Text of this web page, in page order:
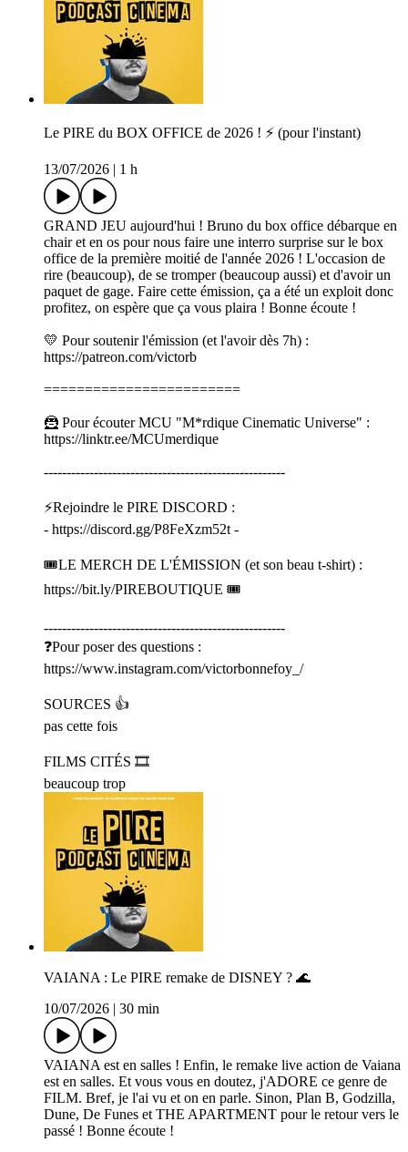
Le PIRE du BOX OFFICE de 2026 ! ⚡ (pour l'instant)
13/07/2026 1 h
GRAND JEU aujourd'hui ! Bruno du box office débarque en
chair et en os pour nous faire une interro surprise sur le box
office de la première moitié de l'année 2026 ! L'occasion de
rire (beaucoup), de se tromper (beaucoup aussi) et d'avoir un
paquet de gage. Faire cette émission, ça a été un exploit donc
profitez, on espère que ça vous plaira ! Bonne écoute !
💛 Pour soutenir l'émission (et l'avoir dès 7h) :
⁠⁠⁠⁠⁠⁠⁠⁠⁠⁠⁠⁠⁠⁠⁠⁠⁠⁠⁠⁠⁠⁠⁠⁠⁠⁠⁠⁠⁠⁠⁠⁠⁠⁠⁠⁠⁠⁠⁠⁠⁠⁠⁠⁠⁠⁠⁠⁠⁠⁠⁠⁠⁠⁠⁠⁠⁠⁠⁠⁠⁠⁠⁠⁠⁠⁠⁠⁠⁠⁠⁠⁠⁠⁠⁠⁠⁠⁠⁠⁠⁠⁠⁠⁠⁠⁠⁠⁠⁠⁠⁠⁠⁠⁠⁠⁠⁠⁠⁠⁠⁠⁠⁠⁠⁠⁠⁠⁠⁠⁠⁠⁠⁠⁠⁠⁠⁠⁠⁠⁠⁠⁠⁠https://patreon.com/victorb⁠⁠⁠⁠⁠⁠⁠⁠⁠⁠⁠⁠⁠⁠⁠⁠⁠⁠⁠⁠⁠⁠⁠⁠⁠⁠⁠⁠⁠⁠⁠⁠⁠⁠⁠⁠⁠⁠⁠⁠⁠⁠⁠⁠⁠⁠⁠⁠⁠⁠⁠⁠⁠⁠⁠⁠⁠⁠⁠⁠⁠⁠⁠⁠⁠⁠⁠⁠⁠⁠⁠⁠⁠⁠⁠⁠⁠⁠⁠⁠⁠⁠⁠⁠⁠⁠⁠⁠⁠⁠⁠⁠⁠⁠⁠⁠⁠⁠⁠⁠⁠⁠⁠⁠⁠⁠⁠⁠⁠⁠⁠⁠⁠⁠⁠⁠⁠⁠⁠⁠⁠⁠⁠
========================
🦹 Pour écouter MCU "M*rdique Cinematic Universe" :
⁠⁠⁠⁠⁠⁠⁠⁠⁠⁠⁠⁠⁠⁠⁠⁠⁠⁠⁠⁠⁠⁠⁠⁠⁠⁠⁠⁠⁠⁠⁠⁠⁠⁠⁠⁠⁠⁠⁠⁠⁠⁠⁠⁠⁠⁠⁠⁠⁠⁠⁠⁠⁠⁠⁠⁠⁠⁠⁠⁠⁠⁠⁠⁠⁠⁠⁠⁠⁠⁠⁠⁠⁠⁠⁠⁠⁠⁠⁠⁠⁠⁠⁠⁠⁠⁠⁠⁠⁠⁠⁠⁠⁠⁠⁠⁠⁠⁠⁠⁠⁠⁠⁠⁠⁠⁠⁠⁠⁠⁠⁠⁠⁠⁠⁠⁠⁠⁠⁠⁠⁠⁠⁠https://linktr.ee/MCUmerdique⁠⁠⁠⁠⁠⁠⁠⁠⁠⁠⁠⁠⁠⁠⁠⁠⁠⁠⁠⁠⁠⁠⁠⁠⁠⁠⁠⁠⁠⁠⁠⁠⁠⁠⁠⁠⁠⁠⁠⁠⁠⁠⁠⁠⁠⁠⁠⁠⁠⁠⁠⁠⁠⁠⁠⁠⁠⁠⁠⁠⁠⁠⁠⁠⁠⁠⁠⁠⁠⁠⁠⁠⁠⁠⁠⁠⁠⁠⁠⁠⁠⁠⁠⁠⁠⁠⁠⁠⁠⁠⁠⁠⁠⁠⁠⁠⁠⁠⁠⁠⁠⁠⁠⁠⁠⁠⁠⁠⁠⁠⁠⁠⁠⁠⁠⁠⁠⁠⁠⁠⁠⁠⁠
-----------------------------------------------------
⚡Rejoindre le PIRE DISCORD :
- ⁠⁠⁠⁠⁠⁠⁠⁠⁠⁠⁠⁠⁠⁠⁠⁠⁠⁠⁠⁠⁠⁠⁠⁠⁠⁠⁠⁠⁠⁠⁠⁠⁠⁠⁠⁠⁠⁠⁠⁠⁠⁠⁠⁠⁠⁠⁠⁠⁠⁠⁠⁠⁠⁠⁠⁠⁠⁠⁠⁠⁠⁠⁠⁠⁠⁠⁠⁠⁠⁠⁠⁠⁠⁠⁠⁠⁠⁠⁠⁠⁠⁠⁠⁠⁠⁠⁠⁠⁠⁠⁠⁠⁠⁠⁠⁠⁠⁠⁠⁠⁠⁠⁠⁠⁠⁠⁠⁠⁠⁠⁠⁠⁠⁠⁠⁠⁠⁠⁠⁠⁠⁠⁠https://discord.gg/P8FeXzm52t⁠⁠⁠⁠⁠⁠⁠⁠⁠⁠⁠⁠⁠⁠⁠⁠⁠⁠⁠⁠⁠⁠⁠⁠⁠⁠⁠⁠⁠⁠⁠⁠⁠⁠⁠⁠⁠⁠⁠⁠⁠⁠⁠⁠⁠⁠⁠⁠⁠⁠⁠⁠⁠⁠⁠⁠⁠⁠⁠⁠⁠⁠⁠⁠⁠⁠⁠⁠⁠⁠⁠⁠⁠⁠⁠⁠⁠⁠⁠⁠⁠⁠⁠⁠⁠⁠⁠⁠⁠⁠⁠⁠⁠⁠⁠⁠⁠⁠⁠⁠⁠⁠⁠⁠⁠⁠⁠⁠⁠⁠⁠⁠⁠⁠⁠⁠⁠⁠⁠⁠⁠⁠⁠ -
🎟️LE MERCH DE L'ÉMISSION (et son beau t-shirt) :
⁠⁠⁠⁠⁠⁠⁠⁠⁠⁠⁠⁠⁠⁠⁠⁠⁠⁠⁠⁠⁠⁠⁠⁠⁠⁠⁠⁠⁠⁠⁠⁠⁠⁠⁠⁠⁠⁠⁠⁠⁠⁠⁠⁠⁠⁠⁠⁠⁠⁠⁠⁠⁠⁠⁠⁠⁠⁠⁠⁠⁠⁠⁠⁠⁠⁠⁠⁠⁠⁠⁠⁠⁠⁠⁠⁠⁠⁠⁠⁠⁠⁠⁠⁠⁠⁠⁠⁠⁠⁠⁠⁠⁠⁠⁠⁠⁠⁠⁠⁠⁠⁠⁠⁠⁠⁠⁠⁠⁠⁠⁠⁠⁠⁠⁠⁠⁠⁠⁠⁠⁠⁠⁠https://bit.ly/PIREBOUTIQUE⁠⁠⁠⁠⁠⁠⁠⁠⁠⁠⁠⁠⁠⁠⁠⁠⁠⁠⁠⁠⁠⁠⁠⁠⁠⁠⁠⁠⁠⁠⁠⁠⁠⁠⁠⁠⁠⁠⁠⁠⁠⁠⁠⁠⁠⁠⁠⁠⁠⁠⁠⁠⁠⁠⁠⁠⁠⁠⁠⁠⁠⁠⁠⁠⁠⁠⁠⁠⁠⁠⁠⁠⁠⁠⁠⁠⁠⁠⁠⁠⁠⁠⁠⁠⁠⁠⁠⁠⁠⁠⁠⁠⁠⁠⁠⁠⁠⁠⁠⁠⁠⁠⁠⁠⁠⁠⁠⁠⁠⁠⁠⁠⁠⁠⁠⁠⁠⁠⁠⁠⁠⁠⁠ 🎟️
-----------------------------------------------------
❓Pour poser des questions :
⁠⁠⁠⁠⁠⁠⁠⁠⁠⁠⁠⁠⁠⁠⁠⁠⁠⁠⁠⁠⁠⁠⁠⁠⁠⁠⁠⁠⁠⁠⁠⁠⁠⁠⁠⁠⁠⁠⁠⁠⁠⁠⁠⁠⁠⁠⁠⁠⁠⁠⁠⁠⁠⁠⁠⁠⁠⁠⁠⁠⁠⁠⁠⁠⁠⁠⁠⁠⁠⁠⁠⁠⁠⁠⁠⁠⁠⁠⁠⁠⁠⁠⁠⁠⁠⁠⁠⁠⁠⁠⁠⁠⁠⁠⁠⁠⁠⁠⁠⁠⁠⁠⁠⁠⁠⁠⁠⁠⁠⁠⁠⁠⁠⁠⁠⁠⁠⁠⁠⁠⁠⁠⁠https://www.instagram.com/victorbonnefoy_/⁠⁠⁠⁠⁠⁠⁠⁠⁠⁠⁠⁠⁠⁠⁠⁠⁠⁠⁠⁠⁠⁠⁠⁠⁠⁠⁠⁠⁠⁠⁠⁠⁠⁠⁠⁠⁠⁠⁠⁠⁠⁠⁠⁠⁠⁠⁠⁠⁠⁠⁠⁠⁠⁠⁠⁠⁠⁠⁠⁠⁠⁠⁠⁠⁠⁠⁠⁠⁠⁠⁠⁠⁠⁠⁠⁠⁠⁠⁠⁠⁠⁠⁠⁠⁠⁠⁠⁠⁠⁠⁠⁠⁠⁠⁠⁠⁠⁠⁠⁠⁠⁠⁠⁠⁠⁠⁠⁠⁠⁠⁠⁠⁠⁠⁠⁠⁠⁠⁠⁠⁠⁠⁠
SOURCES 👍
pas cette fois
FILMS CITÉS 🎞️
beaucoup trop
VAIANA : Le PIRE remake de DISNEY ? 🌊
10/07/2026
30 min
VAIANA est en salles ! Enfin, le remake live action de Vaiana
est en salles. Et vous vous en doutez, j'ADORE ce genre de
FILM. Bref, je l'ai vu et on en parle. Sinon, Plan B, Godzilla,
Dune, De Funes et THE APARTMENT pour le retour vers le
passé ! Bonne écoute !